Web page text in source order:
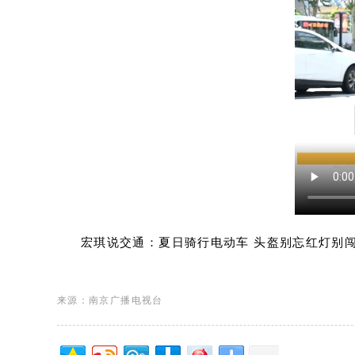
宏琪说交通：夏日骑行电动车 头盔别忘红灯别
来源：南京广播电视台